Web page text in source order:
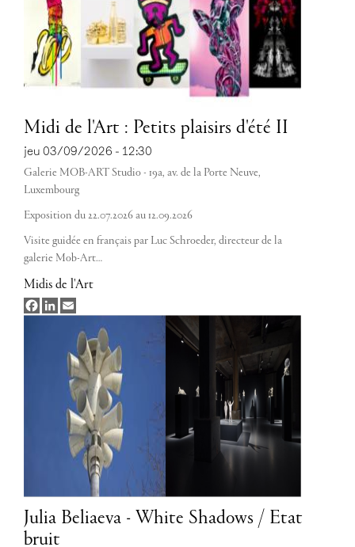
Midi de l'Art : Petits plaisirs d'été II
jeu 03/09/2026 - 12:30
Galerie MOB-ART Studio - 19a, av. de la Porte Neuve,
Luxembourg
Exposition du 22.07.2026 au 12.09.2026
Visite guidée en français par Luc Schroeder, directeur de la
galerie Mob-Art…
Midis de l'Art
FacebookLinkedIn
Julia Beliaeva - White Shadows / Etat
bruit